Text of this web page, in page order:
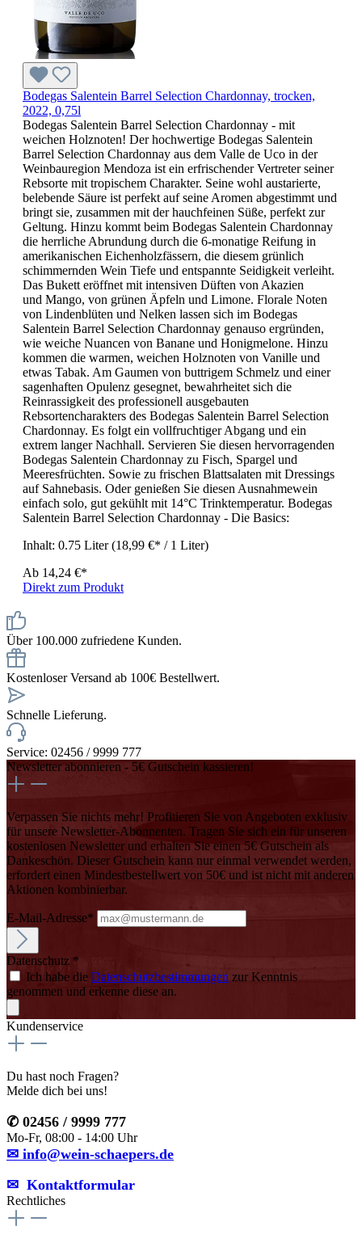
Bodegas Salentein Barrel Selection Chardonnay, trocken,
2022, 0,75l
Bodegas Salentein Barrel Selection Chardonnay - mit
weichen Holznoten! Der hochwertige Bodegas Salentein
Barrel Selection Chardonnay aus dem Valle de Uco in der
Weinbauregion Mendoza ist ein erfrischender Vertreter seiner
Rebsorte mit tropischem Charakter. Seine wohl austarierte,
belebende Säure ist perfekt auf seine Aromen abgestimmt und
bringt sie, zusammen mit der hauchfeinen Süße, perfekt zur
Geltung. Hinzu kommt beim Bodegas Salentein Chardonnay
die herrliche Abrundung durch die 6-monatige Reifung in
amerikanischen Eichenholzfässern, die diesem grünlich
schimmernden Wein Tiefe und entspannte Seidigkeit verleiht.
Das Bukett eröffnet mit intensiven Düften von Akazien
und Mango, von grünen Äpfeln und Limone. Florale Noten
von Lindenblüten und Nelken lassen sich im Bodegas
Salentein Barrel Selection Chardonnay genauso ergründen,
wie weiche Nuancen von Banane und Honigmelone. Hinzu
kommen die warmen, weichen Holznoten von Vanille und
etwas Tabak. Am Gaumen von buttrigem Schmelz und einer
sagenhaften Opulenz gesegnet, bewahrheitet sich die
Reinrassigkeit des professionell ausgebauten
Rebsortencharakters des Bodegas Salentein Barrel Selection
Chardonnay. Es folgt ein vollfruchtiger Abgang und ein
extrem langer Nachhall. Servieren Sie diesen hervorragenden
Bodegas Salentein Chardonnay zu Fisch, Spargel und
Meeresfrüchten. Sowie zu frischen Blattsalaten mit Dressings
auf Sahnebasis. Oder genießen Sie diesen Ausnahmewein
einfach solo, gut gekühlt mit 14°C Trinktemperatur. Bodegas
Salentein Barrel Selection Chardonnay - Die Basics:
Inhalt: 0.75 Liter(18,99 €* / 1 Liter)
Ab 14,24 €*
Direkt zum Produkt
Über 100.000 zufriedene Kunden.
Kostenloser Versand ab 100€ Bestellwert.
Schnelle Lieferung.
Service: 02456 / 9999 777
Newsletter abonnieren - 5€ Gutschein kassieren!
Verpassen Sie nichts mehr! Profitieren Sie von Angeboten exklusiv
für unsere Newsletter-Abonnenten. Tragen Sie sich ein für unseren
kostenlosen Newsletter und erhalten Sie einen 5€ Gutschein als
Dankeschön. Dieser Gutschein kann nur einmal verwendet werden,
erfordert einen Mindestbestellwert von 50€ und ist nicht mit anderen
Aktionen kombinierbar.
E-Mail-Adresse*
Datenschutz *
Ich habe die Datenschutzbestimmungen zur Kenntnis
genommen und erkenne diese an.
Kundenservice
Du hast noch Fragen?
Melde dich bei uns!
✆ 02456 / 9999 777
Mo-Fr, 08:00 - 14:00 Uhr
✉ info@wein-schaepers.de
✉︎ Kontaktformular
Rechtliches